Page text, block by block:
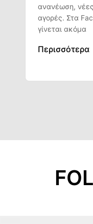
ανανέωση,
αγορές. Στα
γίνεται ακόμα
Περισσότερα